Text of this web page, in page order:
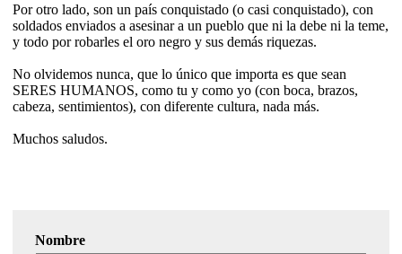
Por otro lado, son un país conquistado (o casi conquistado), con
soldados enviados a asesinar a un pueblo que ni la debe ni la teme,
y todo por robarles el oro negro y sus demás riquezas.
No olvidemos nunca, que lo único que importa es que sean
SERES HUMANOS, como tu y como yo (con boca, brazos,
cabeza, sentimientos), con diferente cultura, nada más.
Muchos saludos.
Nombre